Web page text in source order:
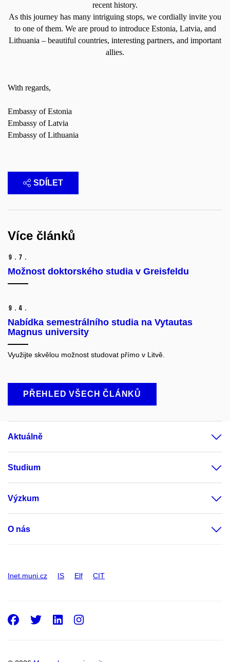
recent history.
As this journey has many intriguing stops, we cordially invite you
to one of them. We are proud to introduce Estonia, Latvia, and
Lithuania – beautiful countries, interesting partners, and important
allies.
With regards,
Embassy of Estonia
Embassy of Latvia
Embassy of Lithuania
SDÍLET
Více článků
9. 7.
Možnost doktorského studia v Greisfeldu
9. 4.
Nabídka semestrálního studia na Vytautas
Magnus university
Využijte skvělou možnost studovat přímo v Litvě.
PŘEHLED VŠECH ČLÁNKŮ
Aktuálně
Studium
Výzkum
O nás
Inet.muni.cz IS Elf CIT
Facebook
Twitter
LinkedIn
Instagram